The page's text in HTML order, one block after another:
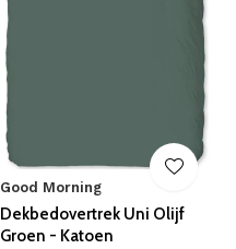
Good Morning
Dekbedovertrek Uni Olijf
Groen - Katoen